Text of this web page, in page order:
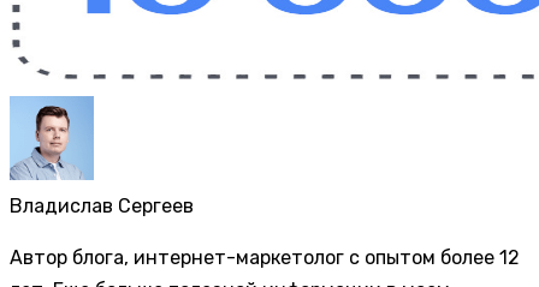
Владислав Сергеев
Автор блога, интернет-маркетолог с опытом более 12